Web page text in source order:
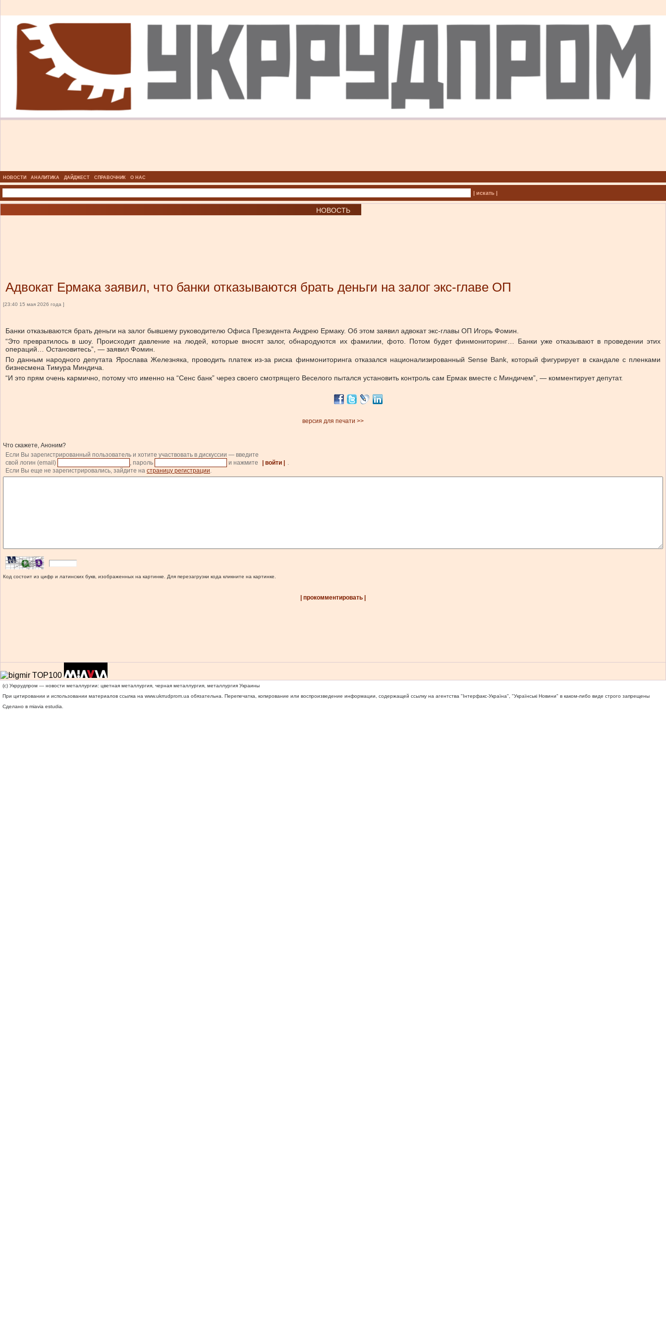
НОВОСТИ АНАЛИТИКА ДАЙДЖЕСТ СПРАВОЧНИК О НАС
| искать |
НОВОСТЬ
Адвокат Ермака заявил, что банки отказываются брать деньги на залог экс-главе ОП
[23:40 15 мая 2026 года ]
Банки отказываются брать деньги на залог бывшему руководителю Офиса Президента Андрею Ермаку. Об этом заявил адвокат экс-главы ОП Игорь Фомин.
“Это превратилось в шоу. Происходит давление на людей, которые вносят залог, обнародуются их фамилии, фото. Потом будет финмониторинг… Банки уже отказывают в проведении этих
операций… Остановитесь”, — заявил Фомин.
По данным народного депутата Ярослава Железняка, проводить платеж из-за риска финмониторинга отказался национализированный Sense Bank, который фигурирует в скандале с пленками
бизнесмена Тимура Миндича.
“И это прям очень кармично, потому что именно на “Сенс банк” через своего смотрящего Веселого пытался установить контроль сам Ермак вместе с Миндичем”, — комментирует депутат.
версия для печати >>
Что скажете, Аноним?
Если Вы зарегистрированный пользователь и хотите участвовать в дискуссии — введите
свой логин (email)
, пароль и нажмите | войти |
.
Если Вы еще не зарегистрировались, зайдите на страницу регистрации.
Код состоит из цифр и латинских букв, изображенных на картинке. Для перезагрузки кода кликните на картинке.
| прокомментировать |
(c) Укррудпром — новости металлургии: цветная металлургия, черная металлургия, металлургия Украины
При цитировании и использовании материалов ссылка на www.ukrrudprom.ua обязательна. Перепечатка, копирование или воспроизведение информации, содержащей ссылку на агентства "Iнтерфакс-Україна", "Українськi Новини" в каком-либо виде строго запрещены
Сделано в miavia estudia.